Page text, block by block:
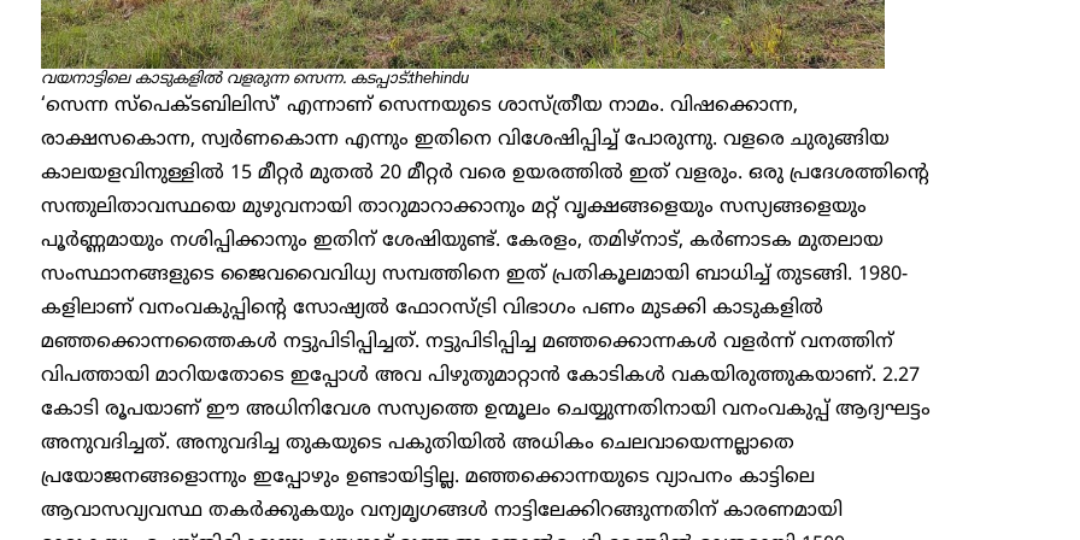
വയനാട്ടിലെ കാടുകളിൽ വളരുന്ന സെന്ന. കടപ്പാട്:thehindu
‘സെന്ന സ്പെക്ടബിലിസ്’ എന്നാണ് സെന്നയുടെ ശാസ്ത്രീയ നാമം. വിഷക്കൊന്ന,
രാക്ഷസകൊന്ന, സ്വർണകൊന്ന എന്നും ഇതിനെ വിശേഷിപ്പിച്ച് പോരുന്നു. വളരെ ചുരുങ്ങിയ
കാലയളവിനുള്ളിൽ 15 മീറ്റർ മുതൽ 20 മീറ്റ‌ർ വരെ ഉയരത്തിൽ ഇത് വളരും. ഒരു പ്രദേശത്തിന്റെ
സന്തുലിതാവസ്ഥയെ മുഴുവനായി താറുമാറാക്കാനും മറ്റ് വൃക്ഷങ്ങളെയും സസ്യങ്ങളെയും
പൂർണ്ണമായും നശിപ്പിക്കാനും ഇതിന് ശേഷിയുണ്ട്. കേരളം, തമിഴ്നാട്, കർണാടക മുതലായ
സംസ്ഥാനങ്ങളുടെ ജൈവവൈവിധ്യ സമ്പത്തിനെ ഇത് പ്രതികൂലമായി ബാധിച്ച് തുടങ്ങി. 1980-
കളിലാണ് വനംവകുപ്പിന്റെ സോഷ്യൽ ഫോറസ്ട്രി വിഭാഗം പണം മുടക്കി കാടുകളിൽ
മഞ്ഞക്കൊന്നത്തൈകൾ നട്ടുപിടിപ്പിച്ചത്. നട്ടുപിടിപ്പിച്ച മഞ്ഞക്കൊന്നകൾ വളർന്ന് വനത്തിന്
വിപത്തായി മാറിയതോടെ ഇപ്പോൾ അവ പിഴുതുമാറ്റാൻ കോടികൾ വകയിരുത്തുകയാണ്. 2.27
കോടി രൂപയാണ് ഈ അധിനിവേശ സസ്യത്തെ ഉന്മൂലം ചെയ്യുന്നതിനായി വനംവകുപ്പ് ആദ്യഘട്ടം
അനുവദിച്ചത്. അനുവദിച്ച തുകയുടെ പകുതിയിൽ അധികം ചെലവായെന്നല്ലാതെ
പ്രയോജനങ്ങളൊന്നും ഇപ്പോഴും ഉണ്ടായിട്ടില്ല. മഞ്ഞക്കൊന്നയുടെ വ്യാപനം കാട്ടിലെ
ആവാസവ്യവസ്ഥ തകർക്കുകയും വന്യമൃഗങ്ങൾ നാട്ടിലേക്കിറങ്ങുന്നതിന് കാരണമായി